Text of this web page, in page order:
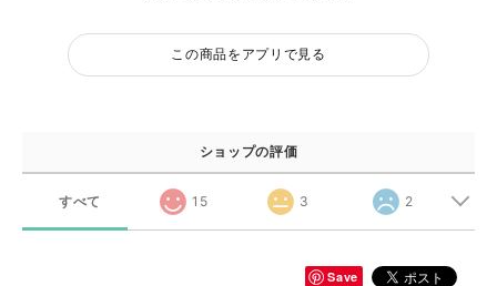
この商品をアプリで見る
ショップの評価
すべて 15 3 2
Save